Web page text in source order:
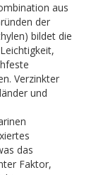
aus
der
bildet die
Verzinkter
und
das
Faktor,